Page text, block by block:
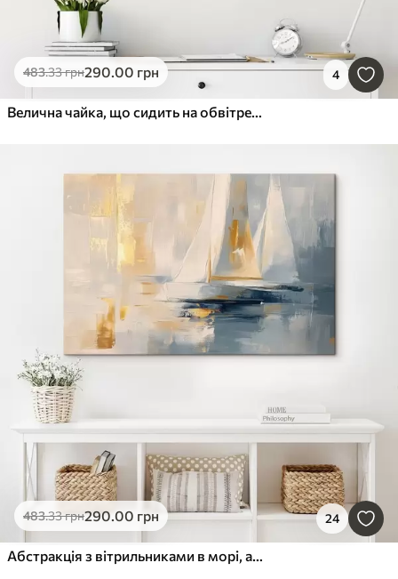
483.33грн290.00 грн 4
Велична чайка, що сидить на обвітреному дерев’яному стовпі причалу, намальована у техніці імпасто
483.33грн290.00 грн 24
Абстракція з вітрильниками в морі, акриловий стиль, захід сонця